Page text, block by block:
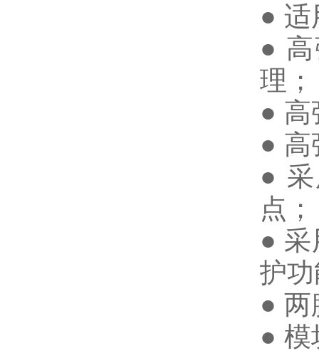
● 适
●
理；
● 高
● 高
●
点；
● 采
护
● 两
● 模